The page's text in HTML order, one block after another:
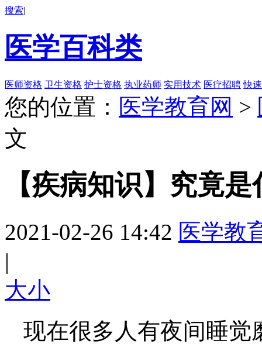
搜索|
医学百科类
医师资格 卫生资格 护士资格 执业药师 实用技术 医疗招聘 快
您的位置： 医学教育网 >
文
【疾病知识】究竟
2021-02-26 14:42 医学教
|
大小
现在很多人有夜间睡觉